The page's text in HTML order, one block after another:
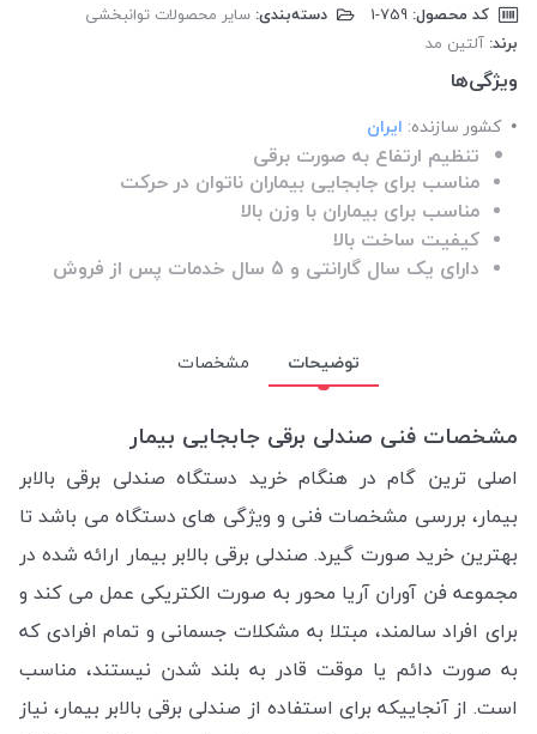
کد محصول: دسته‌بندی: سایر محصولات توانبخشی
برند: آلتین مد
ویژگی‌ها
کشور سازنده: ایران
تنظیم ارتفاع به صورت برقی
مناسب برای جابجایی بیماران ناتوان در حرکت
مناسب برای بیماران با وزن بالا
کیفیت ساخت بالا
دارای یک سال گارانتی و 5 سال خدمات پس از فروش
توضیحات مشخصات
مشخصات فنی صندلی برقی جابجایی بیمار
اصلی ترین گام در هنگام خرید دستگاه صندلی برقی بالابر
بیمار، بررسی مشخصات فنی و ویژگی های دستگاه می باشد تا
بهترین خرید صورت گیرد. صندلی برقی بالابر بیمار ارائه شده در
مجموعه فن آوران آریا محور به صورت الکتریکی عمل می کند و
برای افراد سالمند، مبتلا به مشکلات جسمانی و تمام افرادی که
به صورت دائم یا موقت قادر به بلند شدن نیستند، مناسب
است. از آنجاییکه برای استفاده از صندلی برقی بالابر بیمار، نیاز